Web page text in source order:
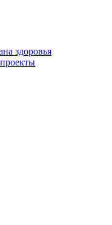
здоровья